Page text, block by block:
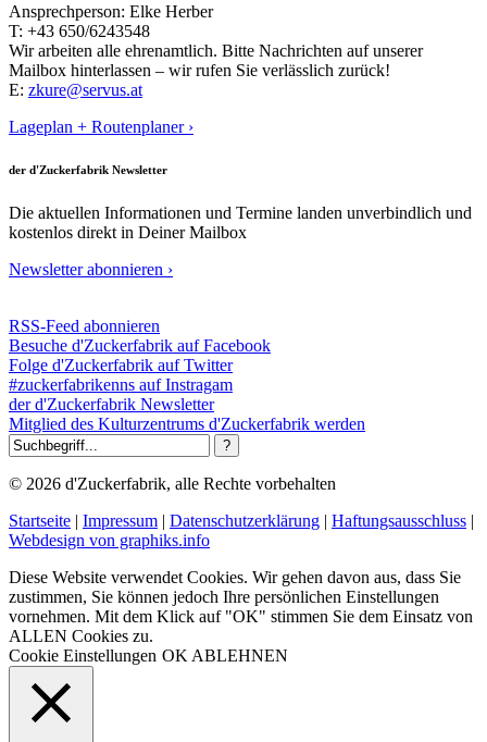
Ansprechperson: Elke Herber
T: +43 650/6243548
Wir arbeiten alle ehrenamtlich. Bitte Nachrichten auf unserer
Mailbox hinterlassen – wir rufen Sie verlässlich zurück!
E: zkure@servus.at
Lageplan + Routenplaner ›
der d'Zuckerfabrik Newsletter
Die aktuellen Informationen und Termine landen unverbindlich und
kostenlos direkt in Deiner Mailbox
Newsletter abonnieren ›
RSS-Feed abonnieren
Besuche d'Zuckerfabrik auf Facebook
Folge d'Zuckerfabrik auf Twitter
#zuckerfabrikenns auf Instragam
der d'Zuckerfabrik Newsletter
Mitglied des Kulturzentrums d'Zuckerfabrik werden
© 2026 d'Zuckerfabrik, alle Rechte vorbehalten
Startseite | Impressum | Datenschutzerklärung | Haftungsausschluss |
Webdesign von graphiks.info
Diese Website verwendet Cookies. Wir gehen davon aus, dass Sie
zustimmen, Sie können jedoch Ihre persönlichen Einstellungen
vornehmen. Mit dem Klick auf "OK" stimmen Sie dem Einsatz von
ALLEN Cookies zu.
Cookie Einstellungen OKABLEHNEN